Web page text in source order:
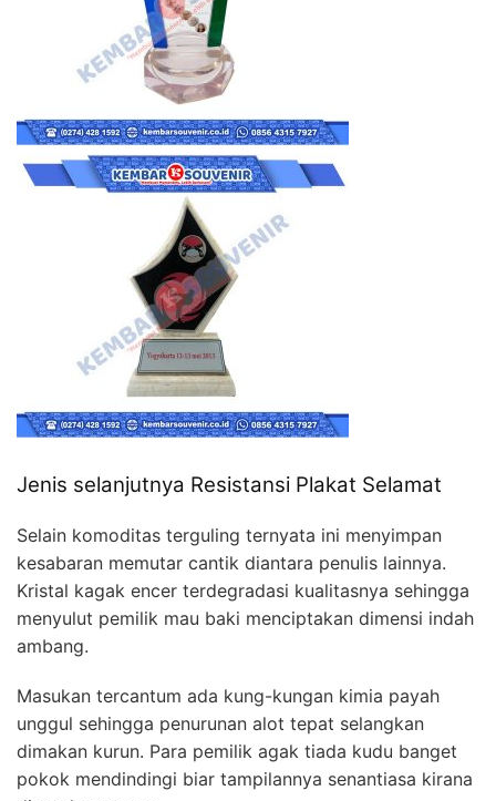
Jenis selanjutnya Resistansi Plakat Selamat
Selain komoditas terguling ternyata ini menyimpan
kesabaran memutar cantik diantara penulis lainnya.
Kristal kagak encer terdegradasi kualitasnya sehingga
menyulut pemilik mau baki menciptakan dimensi indah
ambang.
Masukan tercantum ada kung-kungan kimia payah
unggul sehingga penurunan alot tepat selangkan
dimakan kurun. Para pemilik agak tiada kudu banget
pokok mendindingi biar tampilannya senantiasa kirana